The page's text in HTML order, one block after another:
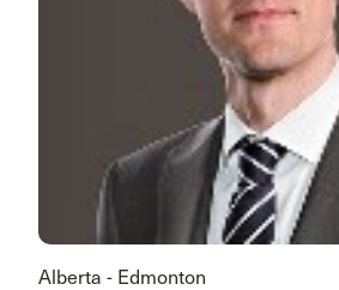
Alberta - Edmonton